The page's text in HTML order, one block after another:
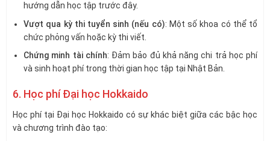
hướng dẫn học tập trước đây.
Vượt qua kỳ thi tuyển sinh (nếu có): Một số khoa có thể tổ
chức phỏng vấn hoặc kỳ thi viết.
Chứng minh tài chính: Đảm bảo đủ khả năng chi trả học phí
và sinh hoạt phí trong thời gian học tập tại Nhật Bản.
6. Học phí Đại học Hokkaido
Học phí tại Đại học Hokkaido có sự khác biệt giữa các bậc học
và chương trình đào tạo: